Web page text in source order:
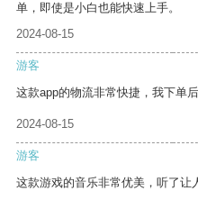
单，即使是小白也能快速上手。
2024-08-15
游客
这款app的物流非常快捷，我下单
2024-08-15
游客
这款游戏的音乐非常优美，听了让